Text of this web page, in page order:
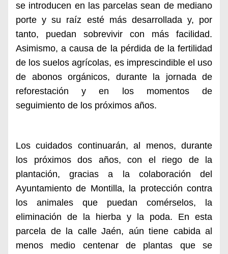
se introducen en las parcelas sean de mediano
porte y su raíz esté más desarrollada y, por
tanto, puedan sobrevivir con más facilidad.
Asimismo, a causa de la pérdida de la fertilidad
de los suelos agrícolas, es imprescindible el uso
de abonos orgánicos, durante la jornada de
reforestación y en los momentos de
seguimiento de los próximos años.
Los cuidados continuarán, al menos, durante
los próximos dos años, con el riego de la
plantación, gracias a la colaboración del
Ayuntamiento de Montilla, la protección contra
los animales que puedan comérselos, la
eliminación de la hierba y la poda. En esta
parcela de la calle Jaén, aún tiene cabida al
menos medio centenar de plantas que se